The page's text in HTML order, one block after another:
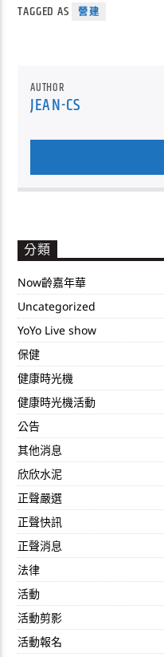
TAGGED AS 營建
AUTHOR
JEAN-CS
分類
Now齡嘉年華
Uncategorized
YoYo Live show
保健
健康時光機
健康時光機活動
公告
其他消息
欣欣水泥
正聲嚴選
正聲快訊
正聲消息
法律
活動
活動剪影
活動報名